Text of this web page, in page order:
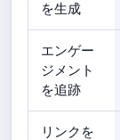
を生成
エンゲー
ジメント
を追跡
リンクを